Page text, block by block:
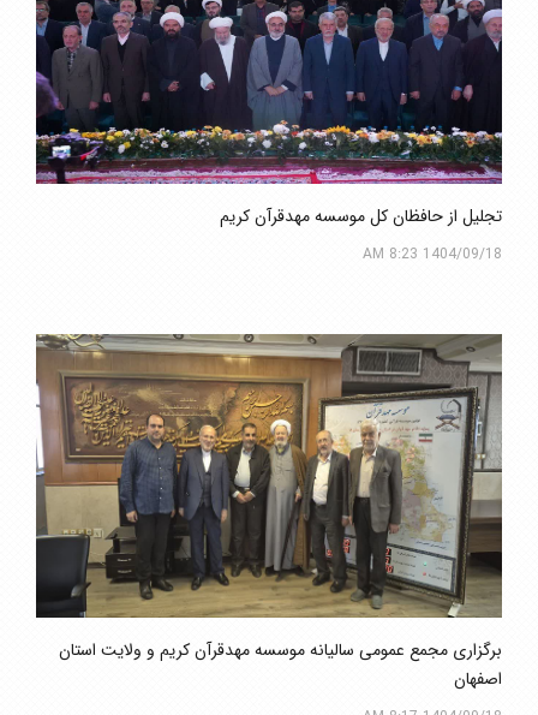
تجلیل از حافظان کل موسسه مهدقرآن کریم
1404/09/18 8:23 AM
برگزاری مجمع عمومی سالیانه موسسه مهدقرآن کریم و ولایت استان
اصفهان